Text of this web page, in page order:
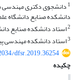
1 دانشجوی دکتری مهندسی
دانشکده صنایع دانشگاه
2استاد دانشکده صنایع
3استاد دانشکده مهندسی
dfsr.2019.36254
چکیده